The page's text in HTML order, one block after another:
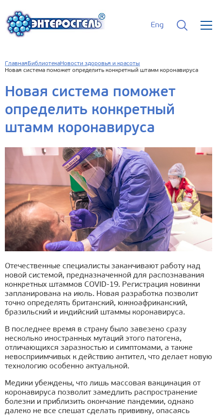
Eng
Главная БиблиотекаНовости здоровья и красоты
Новая система поможет определить конкретный штамм коронавируса
Новая система поможет
определить конкретный
штамм коронавируса
Отечественные специалисты заканчивают работу над
новой системой, предназначенной для распознавания
конкретных штаммов COVID-19. Регистрация новинки
запланирована на июль. Новая разработка позволит
точно определять британский, южноафриканский,
бразильский и индийский штаммы коронавируса.
В последнее время в страну было завезено сразу
несколько иностранных мутаций этого патогена,
отличающихся заразностью и симптомами, а также
невосприимчивых к действию антител, что делает новую
технологию особенно актуальной.
Медики убеждены, что лишь массовая вакцинация от
коронавируса позволит замедлить распространение
болезни и приблизить окончание пандемии, однако
далеко не все спешат сделать прививку, опасаясь